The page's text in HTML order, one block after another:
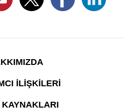
İLİŞKİLERİ
KAYNAKLARI